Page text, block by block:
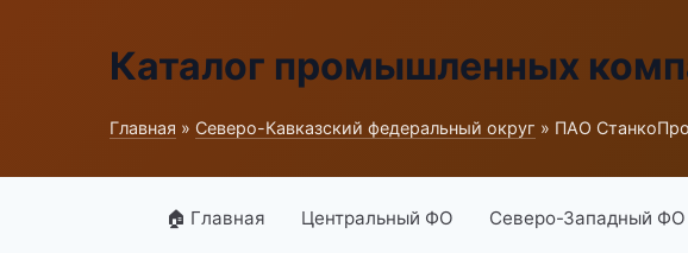
Каталог промышленных
Главная » Северо-Кавказский федеральный округ » ПАО
🏠 Главная Центральный ФО Северо-Западный ФО